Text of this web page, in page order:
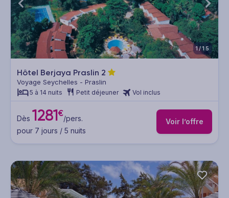
1/15
Hôtel Berjaya Praslin 2
Voyage Seychelles - Praslin
5 à 14 nuits Petit déjeuner Vol inclus
Dès 1281€/pers.
pour 7 jours / 5 nuits
Voir l’offre